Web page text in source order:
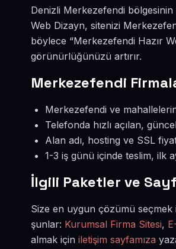
Denizli Merkezefendi bölgesinin
Web Dizayn, sitenizi
böylece “Merkezefendi Hazır
görünürlüğünüzü artırır.
Merkezefendi
Merkezefendi ve
Telefonda hızlı açılan,
Alan adı, hosting ve SSL
1-3 iş günü içinde teslim, ilk
İlgili Paketler ve
Size en uygun çözümü seçmek
şunlar: Kurumsal Firma Sitesi,
almak için iletişim sayfamıza